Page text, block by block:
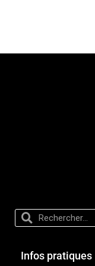
Infos pratiques